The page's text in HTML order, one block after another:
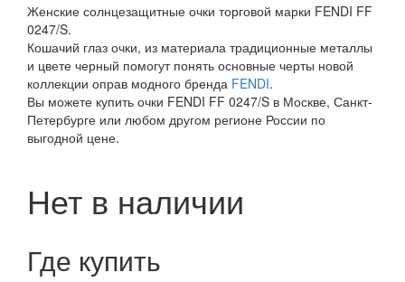
Женские солнцезащитные очки торговой марки FENDI FF
0247/S.
Кошачий глаз очки, из материала традиционные металлы
и цвете черный помогут понять основные черты новой
коллекции оправ модного бренда FENDI.
Вы можете купить очки FENDI FF 0247/S в Москве, Санкт-
Петербурге или любом другом регионе России по
выгодной цене.
Нет в наличии
Где купить